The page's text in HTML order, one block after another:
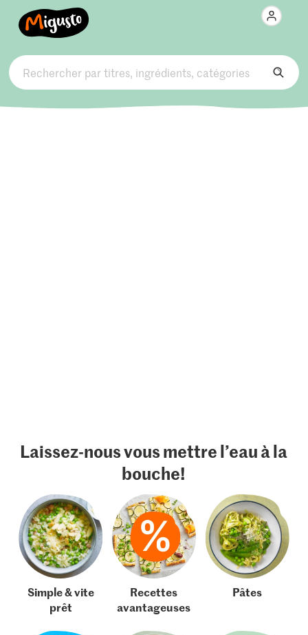
Laissez-nous vous mettre l’eau à la
bouche!
Simple & vite
prêt
Recettes
avantageuses
Pâtes